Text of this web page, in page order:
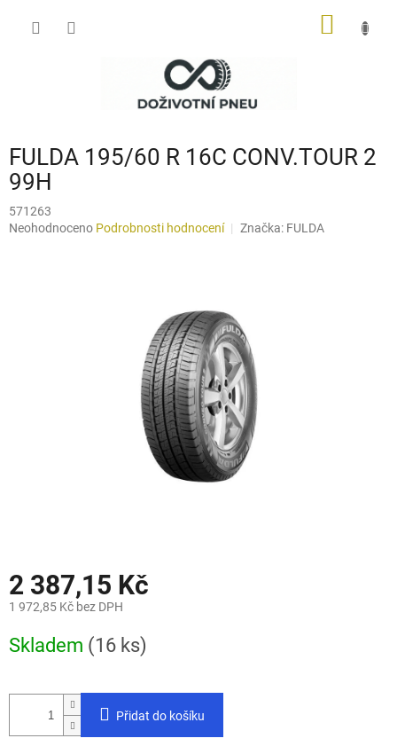
FULDA 195/60 R 16C CONV.TOUR 2
99H
571263
Průměrné
Neohodnoceno Podrobnosti hodnocení Značka: FULDA
2 387,15 Kč
1 972,85 Kč bez DPH
cena:
Skladem (16 ks)
Přidat do košíku